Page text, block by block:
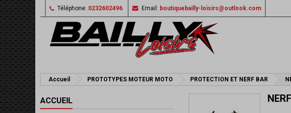
Téléphone: 0232602496 Email: boutiquebailly-loisirs@outlook.com
Accueil PROTOTYPES MOTEUR MOTO PROTECTION ET NERF BAR
ACCUEIL